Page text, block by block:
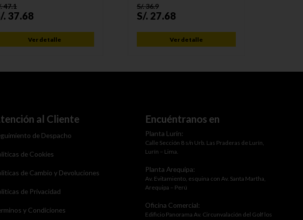
.47.1
. 37.68
Ver detalle
S/.36.9
S/. 27.68
Ver detalle
al Cliente
de Despacho
de Cookies
de Cambio y Devoluciones
de Privacidad
y Condiciones
Encuéntranos en
Planta Lurín:
Calle Sección 8 s/n Urb. Las Praderas de Lurín,
Lurín – Lima.
Planta Arequipa:
Av. Evitamiento, esquina con Av. Santa Martha,
Arequipa – Perú
Oficina Comercial:
Edificio Panorama Av. Circunvalación del Golf los